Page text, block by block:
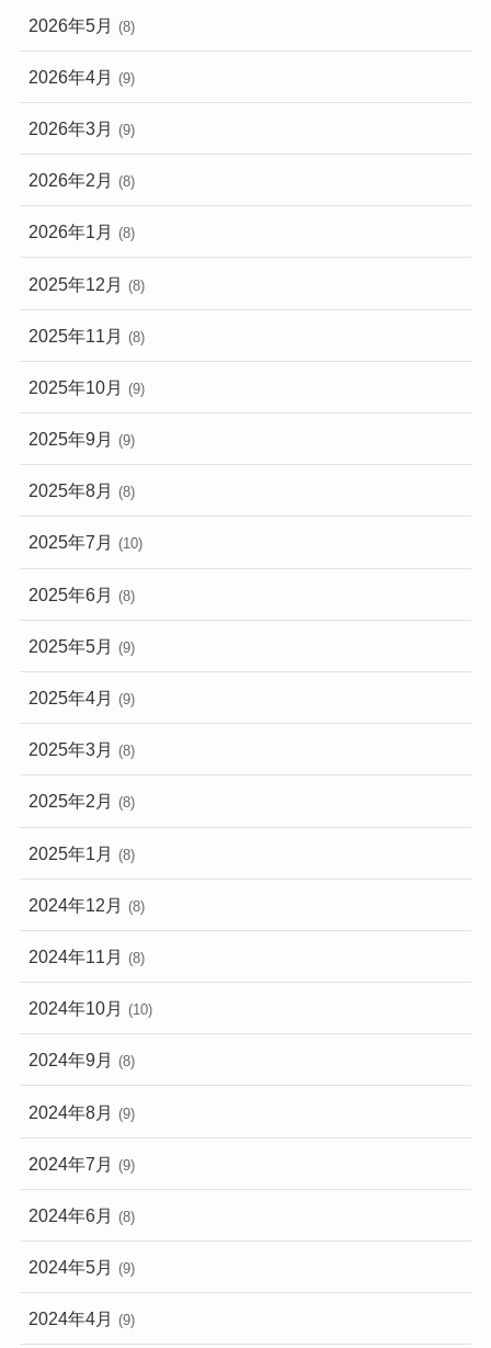
2026年5月 (8)
2026年4月 (9)
2026年3月 (9)
2026年2月 (8)
2026年1月 (8)
2025年12月 (8)
2025年11月 (8)
2025年10月 (9)
2025年9月 (9)
2025年8月 (8)
2025年7月 (10)
2025年6月 (8)
2025年5月 (9)
2025年4月 (9)
2025年3月 (8)
2025年2月 (8)
2025年1月 (8)
2024年12月 (8)
2024年11月 (8)
2024年10月 (10)
2024年9月 (8)
2024年8月 (9)
2024年7月 (9)
2024年6月 (8)
2024年5月 (9)
2024年4月 (9)